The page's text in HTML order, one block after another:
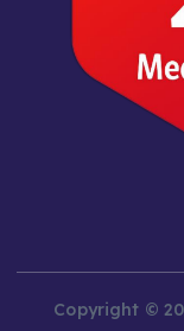
Copyright ©